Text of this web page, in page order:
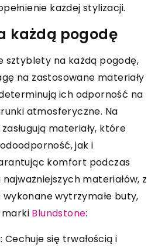
każdej stylizacji.
każdą pogodę
sztyblety na każdą pogodę,
na zastosowane materiały
ich odporność na
atmosferyczne. Na
materiały, które
jak i
komfort podczas
materiałów, z
wytrzymałe buty,
Blundstone:
się trwałością i